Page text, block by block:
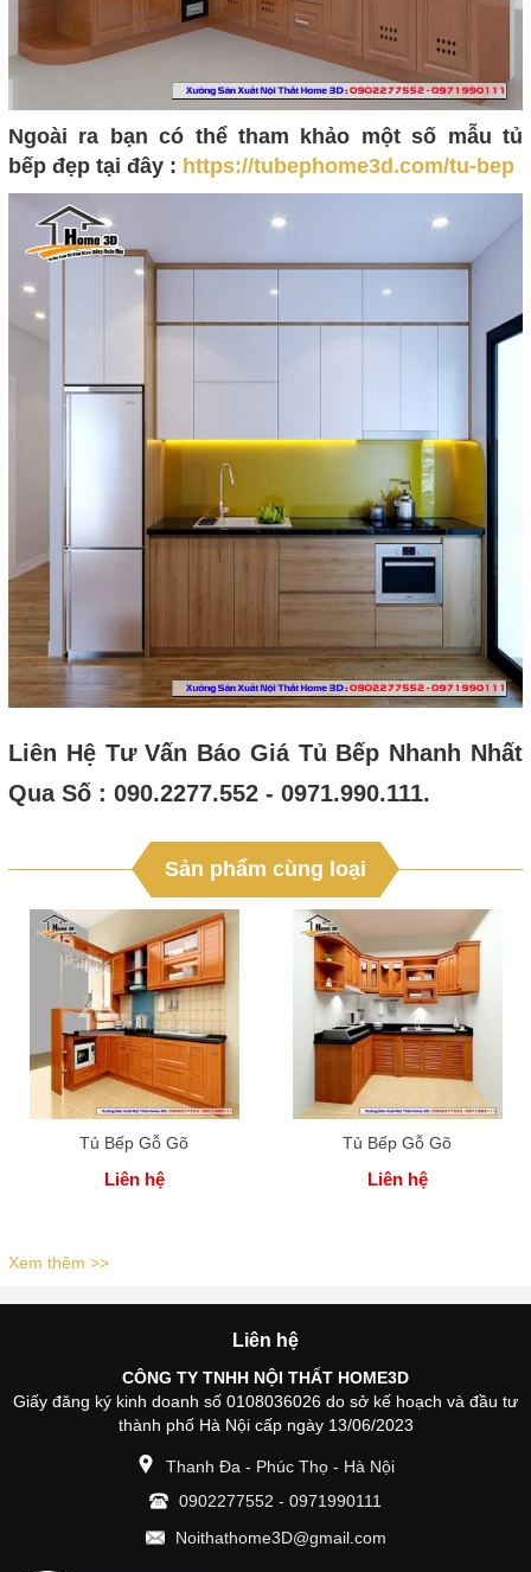
Ngoài ra bạn có thể tham khảo một số mẫu tủ
bếp đẹp tại đây : https://tubephome3d.com/tu-bep
Liên Hệ Tư Vấn Báo Giá Tủ Bếp Nhanh Nhất
Qua Số : 090.2277.552 - 0971.990.111.
Sản phẩm cùng loại
Tủ Bếp Gỗ Gõ
Liên hệ
Tủ Bếp Gỗ Gõ
Liên hệ
Xem thêm >>
Liên hệ
CÔNG TY TNHH NỘI THẤT HOME3D
Giấy đăng ký kinh doanh số 0108036026 do sở kế hoạch và đầu tư
thành phố Hà Nội cấp ngày 13/06/2023
Thanh Đa - Phúc Thọ - Hà Nội
0902277552 - 0971990111
Noithathome3D@gmail.com